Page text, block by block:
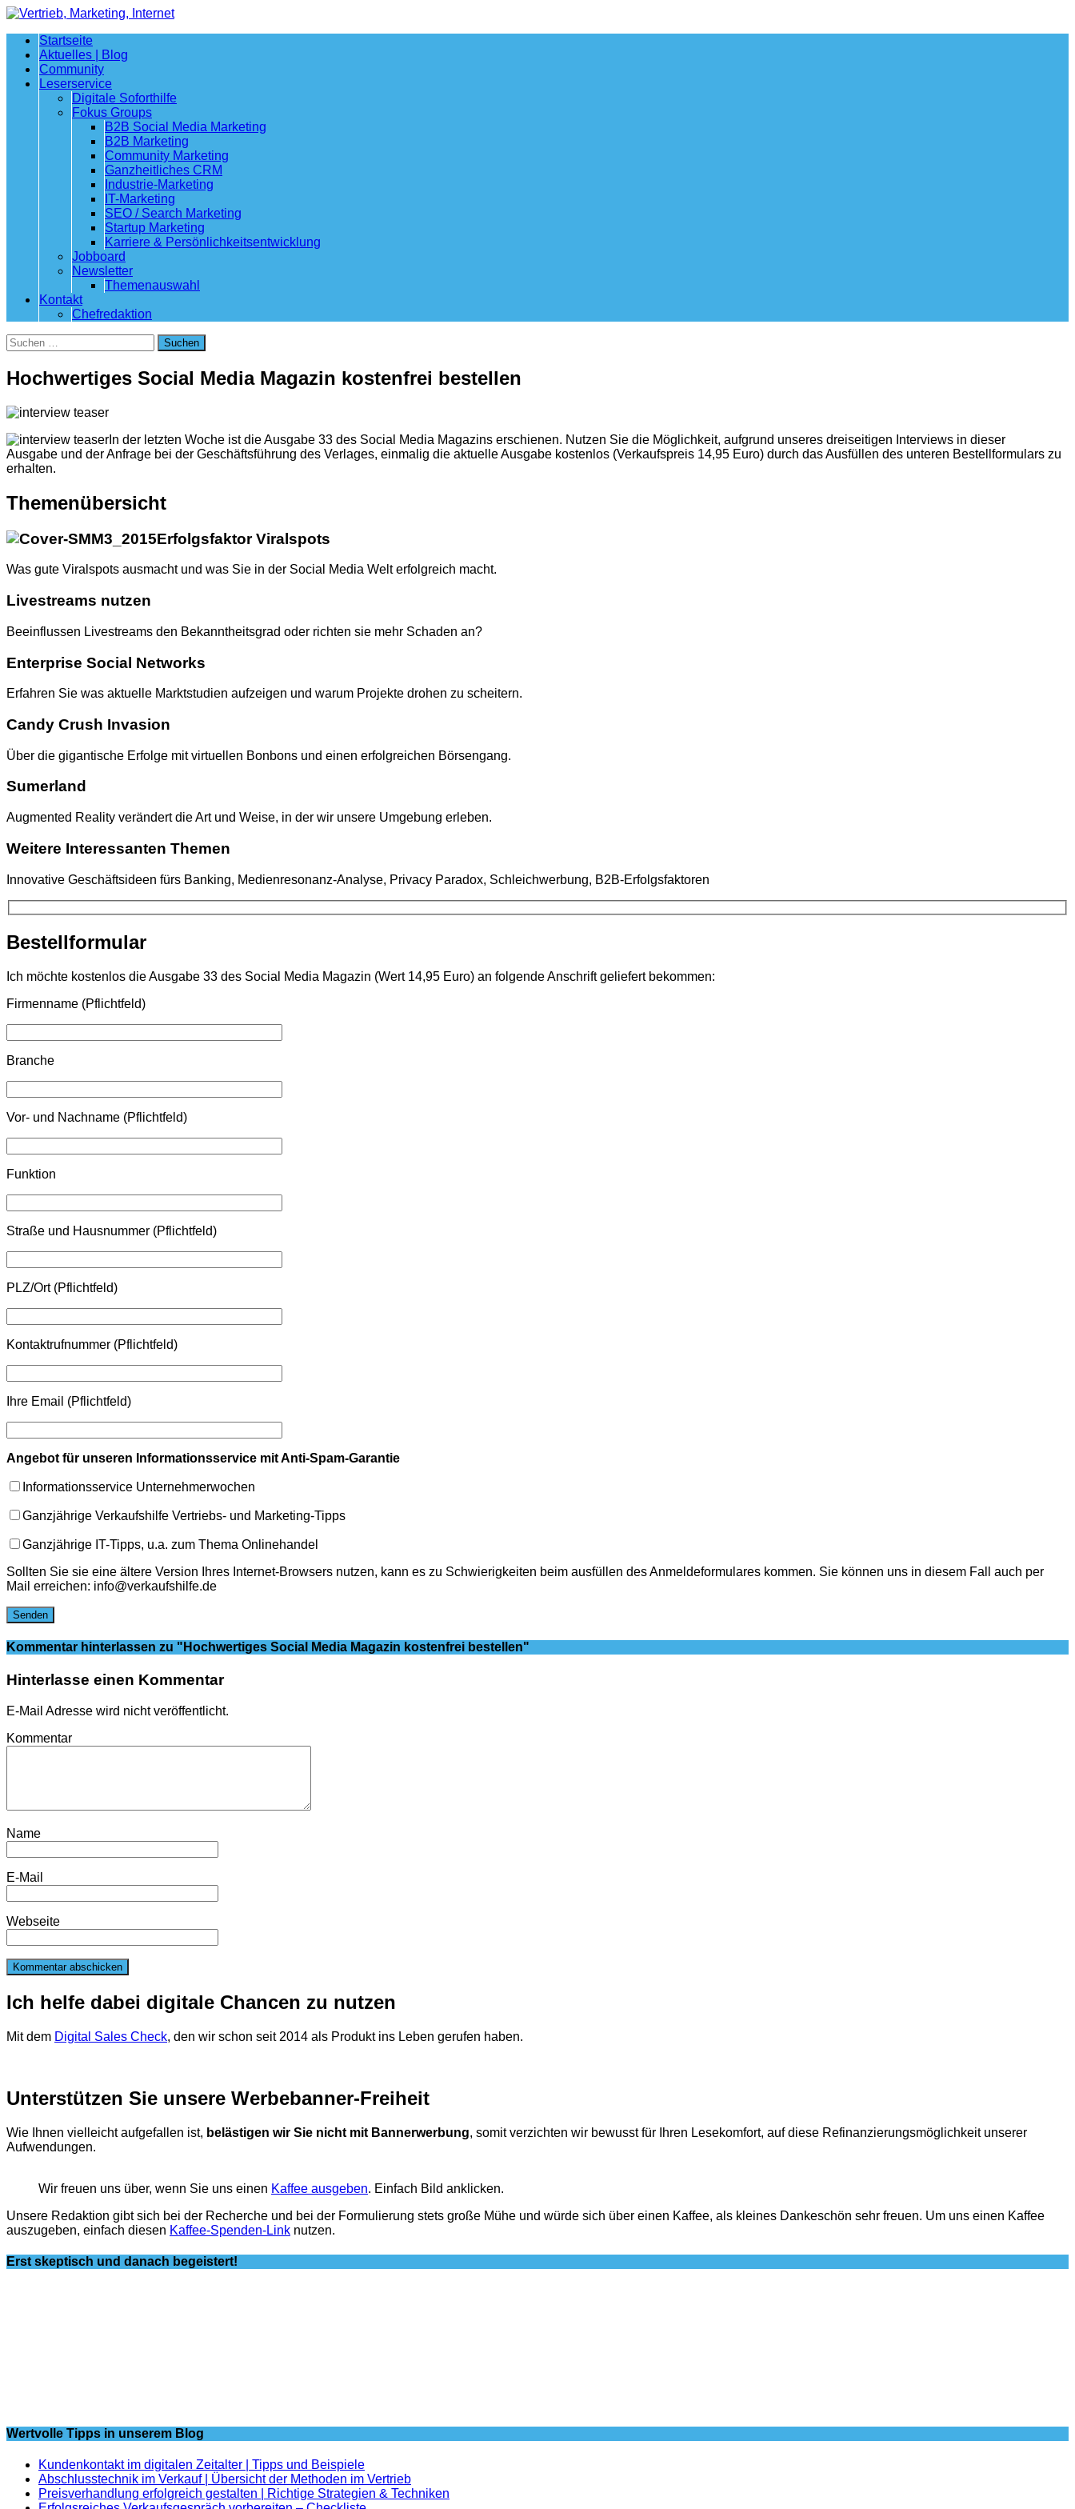
Startseite
Aktuelles | Blog
Community
Leserservice
Digitale Soforthilfe
Fokus Groups
B2B Social Media Marketing
B2B Marketing
Community Marketing
Ganzheitliches CRM
Industrie-Marketing
IT-Marketing
SEO / Search Marketing
Startup Marketing
Karriere & Persönlichkeitsentwicklung
Jobboard
Newsletter
Themenauswahl
Kontakt
Chefredaktion
Suchen
nach:
Hochwertiges Social Media Magazin kostenfrei bestellen
In der letzten Woche ist die Ausgabe 33 des Social Media Magazins erschienen. Nutzen Sie die Möglichkeit, aufgrund unseres dreiseitigen Interviews in dieser
Ausgabe und der Anfrage bei der Geschäftsführung des Verlages, einmalig die aktuelle Ausgabe kostenlos (Verkaufspreis 14,95 Euro) durch das Ausfüllen des unteren Bestellformulars zu
erhalten.
Themenübersicht
Erfolgsfaktor Viralspots
Was gute Viralspots ausmacht und was Sie in der Social Media Welt erfolgreich macht.
Livestreams nutzen
Beeinflussen Livestreams den Bekanntheitsgrad oder richten sie mehr Schaden an?
Enterprise Social Networks
Erfahren Sie was aktuelle Marktstudien aufzeigen und warum Projekte drohen zu scheitern.
Candy Crush Invasion
Über die gigantische Erfolge mit virtuellen Bonbons und einen erfolgreichen Börsengang.
Sumerland
Augmented Reality verändert die Art und Weise, in der wir unsere Umgebung erleben.
Weitere Interessanten Themen
Innovative Geschäftsideen fürs Banking, Medienresonanz-Analyse, Privacy Paradox, Schleichwerbung, B2B-Erfolgsfaktoren
Bestellformular
Ich möchte kostenlos die Ausgabe 33 des Social Media Magazin (Wert 14,95 Euro) an folgende Anschrift geliefert bekommen:
Firmenname (Pflichtfeld)
Branche
Vor- und Nachname (Pflichtfeld)
Funktion
Straße und Hausnummer (Pflichtfeld)
PLZ/Ort (Pflichtfeld)
Kontaktrufnummer (Pflichtfeld)
Bitte lasse dieses Feld leer.
Ihre Email (Pflichtfeld)
Angebot für unseren Informationsservice mit Anti-Spam-Garantie
Informationsservice Unternehmerwochen
Ganzjährige Verkaufshilfe Vertriebs- und Marketing-Tipps
Ganzjährige IT-Tipps, u.a. zum Thema Onlinehandel
Sollten Sie sie eine ältere Version Ihres Internet-Browsers nutzen, kann es zu Schwierigkeiten beim ausfüllen des Anmeldeformulares kommen. Sie können uns in diesem Fall auch per
Mail erreichen: info@verkaufshilfe.de
Kommentar hinterlassen zu "Hochwertiges Social Media Magazin kostenfrei bestellen"
Hinterlasse einen Kommentar
E-Mail Adresse wird nicht veröffentlicht.
Kommentar
Name
E-Mail
Webseite
Ich helfe dabei digitale Chancen zu nutzen
Mit dem Digital Sales Check, den wir schon seit 2014 als Produkt ins Leben gerufen haben.
Unterstützen Sie unsere Werbebanner-Freiheit
Wie Ihnen vielleicht aufgefallen ist, belästigen wir Sie nicht mit Bannerwerbung, somit verzichten wir bewusst für Ihren Lesekomfort, auf diese Refinanzierungsmöglichkeit unserer
Aufwendungen.
Wir freuen uns über, wenn Sie uns einen Kaffee ausgeben. Einfach Bild anklicken.
Unsere Redaktion gibt sich bei der Recherche und bei der Formulierung stets große Mühe und würde sich über einen Kaffee, als kleines Dankeschön sehr freuen. Um uns einen Kaffee
auszugeben, einfach diesen Kaffee-Spenden-Link nutzen.
Erst skeptisch und danach begeistert!
Wertvolle Tipps in unserem Blog
Kundenkontakt im digitalen Zeitalter | Tipps und Beispiele
Abschlusstechnik im Verkauf | Übersicht der Methoden im Vertrieb
Preisverhandlung erfolgreich gestalten | Richtige Strategien & Techniken